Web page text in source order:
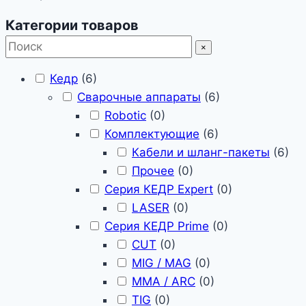
Категории товаров
×
Кедр (6)
Сварочные аппараты (6)
Robotic (0)
Комплектующие (6)
Кабели и шланг-пакеты (6)
Прочее (0)
Серия КЕДР Expert (0)
LASER (0)
Серия КЕДР Prime (0)
CUT (0)
MIG / MAG (0)
MMA / ARC (0)
TIG (0)